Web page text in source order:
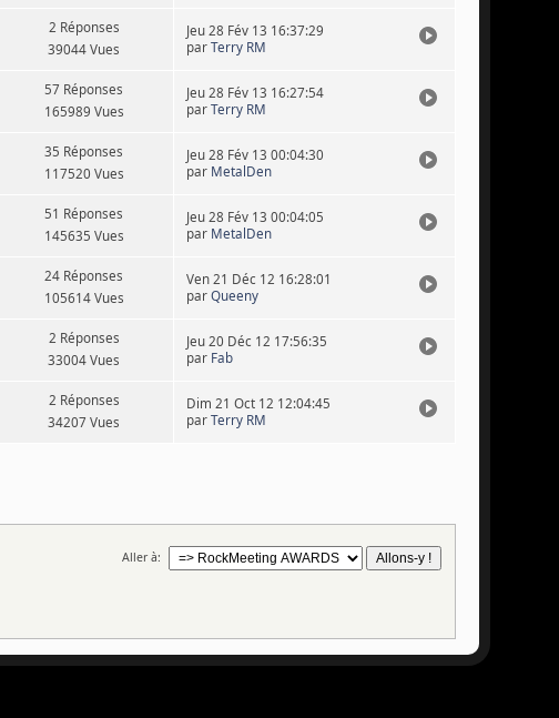
2 Réponses
39044 Vues
Jeu 28 Fév 13 16:37:29
parTerry RM
57 Réponses
165989 Vues
Jeu 28 Fév 13 16:27:54
parTerry RM
35 Réponses
117520 Vues
Jeu 28 Fév 13 00:04:30
par MetalDen
51 Réponses
145635 Vues
Jeu 28 Fév 13 00:04:05
par MetalDen
24 Réponses
105614 Vues
Ven 21 Déc 12 16:28:01
parQueeny
2 Réponses
33004 Vues
Jeu 20 Déc 12 17:56:35
par Fab
2 Réponses
34207 Vues
Dim 21 Oct 12 12:04:45
parTerry RM
Aller à: